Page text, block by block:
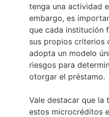
tenga una actividad
embargo, es
que cada institución
sus propios criterios
adopta un modelo
riesgos para
otorgar el préstamo.
Vale destacar que la
estos microcréditos